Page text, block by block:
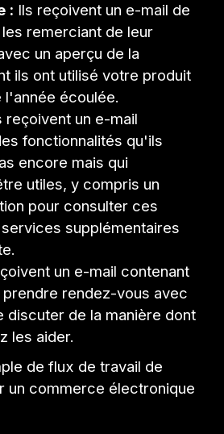
: Ils reçoivent un e-mail de
remerciant de leur
un aperçu de la
ils ont utilisé votre produit
l'année écoulée.
reçoivent un e-mail
fonctionnalités qu'ils
encore mais qui
utiles, y compris un
pour consulter ces
supplémentaires
un e-mail contenant
prendre rendez-vous avec
discuter de la manière dont
les aider.
de flux de travail de
un commerce électronique